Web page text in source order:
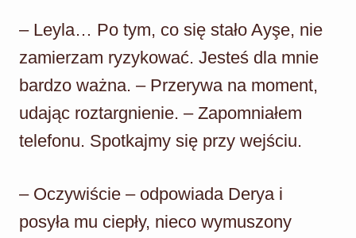
– Leyla… Po tym, co się stało Ayşe, nie
zamierzam ryzykować. Jesteś dla mnie
bardzo ważna. – Przerywa na moment,
udając roztargnienie. – Zapomniałem
telefonu. Spotkajmy się przy wejściu.
– Oczywiście – odpowiada Derya i
posyła mu ciepły, nieco wymuszony